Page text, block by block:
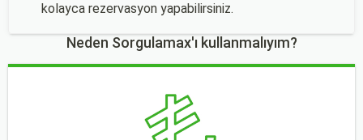
kolayca rezervasyon yapabilirsiniz.
Neden Sorgulamax'ı kullanmalıyım?